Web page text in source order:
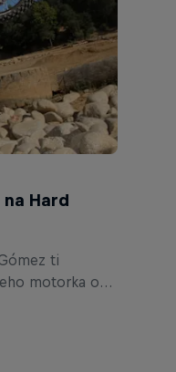
Hard
ti
motorka od